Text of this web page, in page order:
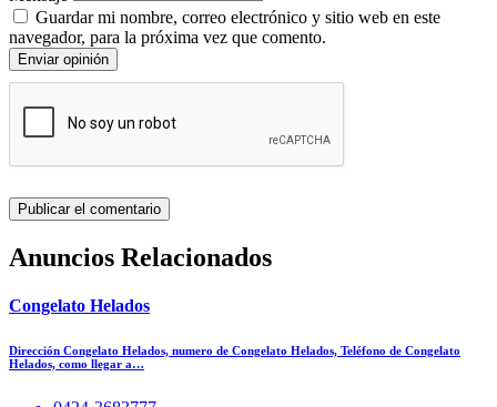
Guardar mi nombre, correo electrónico y sitio web en este
navegador, para la próxima vez que comento.
Enviar opinión
Anuncios Relacionados
Congelato Helados
Dirección Congelato Helados, numero de Congelato Helados, Teléfono de Congelato
Helados, como llegar a…